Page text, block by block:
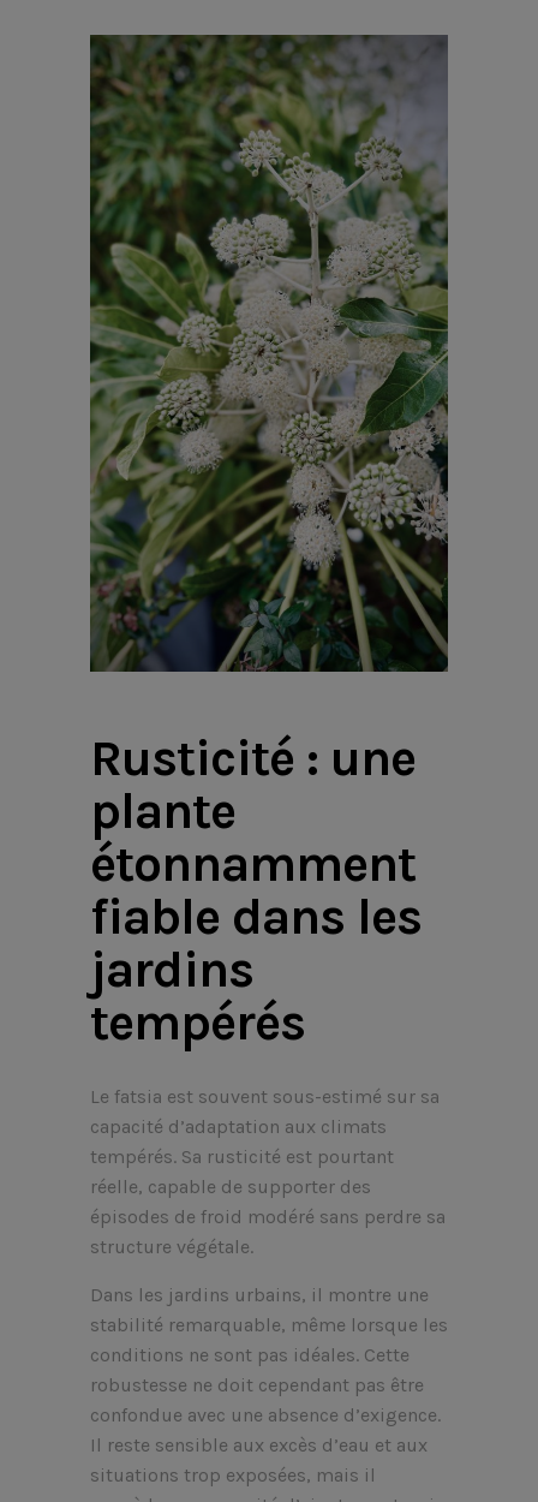
Rusticité : une
plante
étonnamment
fiable dans les
jardins
tempérés
Le fatsia est souvent sous-estimé sur sa
capacité d’adaptation aux climats
tempérés. Sa rusticité est pourtant
réelle, capable de supporter des
épisodes de froid modéré sans perdre sa
structure végétale.
Dans les jardins urbains, il montre une
stabilité remarquable, même lorsque les
conditions ne sont pas idéales. Cette
robustesse ne doit cependant pas être
confondue avec une absence d’exigence.
Il reste sensible aux excès d’eau et aux
situations trop exposées, mais il